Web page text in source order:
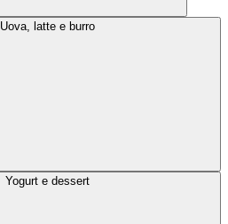
Uova, latte e burro
Yogurt e dessert